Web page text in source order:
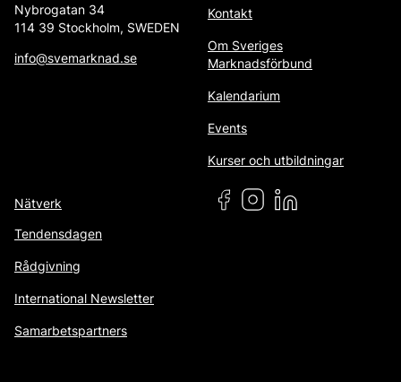
Nybrogatan 34
114 39 Stockholm, SWEDEN
info@svemarknad.se
Kontakt
Om Sveriges
Marknadsförbund
Kalendarium
Events
Kurser och utbildningar
Nätverk
Tendensdagen
Rådgivning
International Newsletter
Samarbetspartners